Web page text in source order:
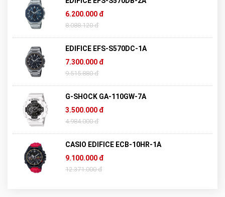
6.200.000 đ
8.088.120 đ
EDIFICE EFS-S570DC-1A
7.300.000 đ
9.515.880 đ
G-SHOCK GA-110GW-7A
3.500.000 đ
4.984.000 đ
CASIO EDIFICE ECB-10HR-1A
9.100.000 đ
12.371.000 đ